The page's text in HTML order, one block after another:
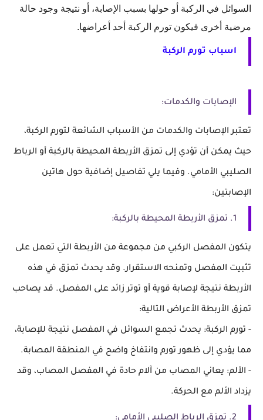
مرضية أخرى فيكون تورم الركبة أحد أعراضها.
اسباب تورم الركبة
الإصابات والكدمات:
تعتبر الإصابات والكدمات من الأسباب الشائعة لتورم الركبة،
حيث يمكن أن تؤدي إلى تمزق الأربطة المحيطة بالركبة أو الرباط
الصليبي الأمامي. وفيما يلي تفاصيل إضافية حول هاتين
الإصابتين:
1. تمزق الأربطة المحيطة بالركبة:
يتكون المفصل الركبي من مجموعة من الأربطة التي تعمل على
تثبيت المفصل وتمنحه الاستقرار. وقد يحدث تمزق في هذه
الأربطة نتيجة لإصابة قوية أو توتر زائد على المفصل. قد يصاحب
تمزق الأربطة الأعراض التالية:
- تورم الركبة: يحدث تجمع السوائل في المفصل نتيجة للإصابة،
مما يؤدي إلى ظهور تورم وانتفاخ واضح في المنطقة المصابة.
- الألم: يعاني المصاب من آلام حادة في المفصل المصاب، وقد
يزداد الألم مع الحركة.